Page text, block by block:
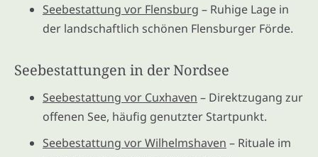
Seebestattung vor Flensburg – Ruhige Lage in
der landschaftlich schönen Flensburger Förde.
Seebestattungen in der Nordsee
Seebestattung vor Cuxhaven – Direktzugang zur
offenen See, häufig genutzter Startpunkt.
Seebestattung vor Wilhelmshaven – Rituale im